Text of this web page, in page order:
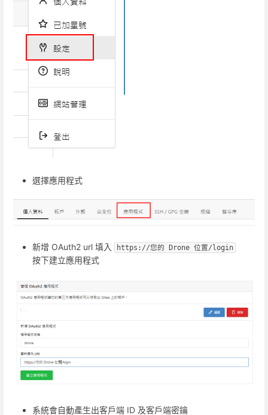
選擇應用程式
新增 OAuth2 url 填入 https://您的 Drone 位置/login
按下建立應用程式
系統會自動產生出客戶端 ID 及客戶端密鑰